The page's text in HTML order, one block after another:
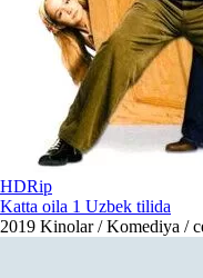
HDRip
Katta oila 1 Uzbek tilida
2019 Kinolar / Komediya /